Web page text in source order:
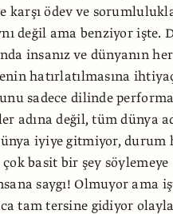
karşı ödev ve
değil ama benziyor işte.
insanız ve dünyanın
hatırlatılmasına
sadece dilinde
adına değil, tüm dünya
iyiye gitmiyor, durum
basit bir şey söylemeye
saygı! Olmuyor ama
tam tersine gidiyor